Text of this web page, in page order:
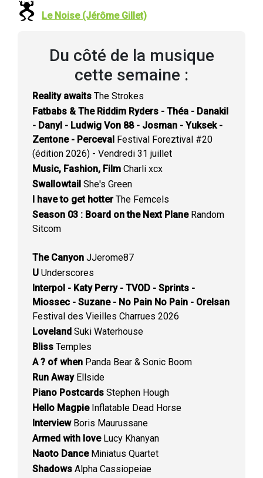
Le Noise (Jérôme Gillet)
Du côté de la musique
cette semaine :
Reality awaits The Strokes
Fatbabs & The Riddim Ryders - Théa - Danakil
- Danyl - Ludwig Von 88 - Josman - Yuksek -
Zentone - Perceval Festival Foreztival #20
(édition 2026) - Vendredi 31 juillet
Music, Fashion, Film Charli xcx
Swallowtail She's Green
I have to get hotterThe Femcels
Season 03 : Board on the Next PlaneRandom
Sitcom
The Canyon JJerome87
U Underscores
Interpol - Katy Perry - TVOD - Sprints -
Miossec - Suzane - No Pain No Pain - Orelsan
Festival des Vieilles Charrues 2026
Loveland Suki Waterhouse
Bliss Temples
A ? of when Panda Bear & Sonic Boom
Run AwayEllside
Piano Postcards Stephen Hough
Hello MagpieInflatable Dead Horse
InterviewBoris Maurussane
Armed with loveLucy Khanyan
Naoto DanceMiniatus Quartet
Shadows Alpha Cassiopeiae